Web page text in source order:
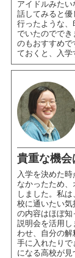
アイドルみたい
話してみると
行ったような
でいたのでで
のもおすすめで
ておくと、入学
貴重な機会
入学を決めた
なかったため
しました。私
校に通いたい
の内容はほぼ
説明会を活用
わせ、自分の
手に入れたり
になる高校が見